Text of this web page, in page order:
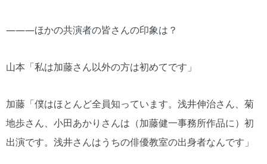
―――ほかの共演者の皆さんの印象は？
山本「私は加藤さん以外の方は初めてです」
加藤「僕はほとんど全員知っています。浅井伸治さん、菊
地歩さん、小田あかりさんは（加藤健一事務所作品に）初
出演です。浅井さんはうちの俳優教室の出身者なんです」